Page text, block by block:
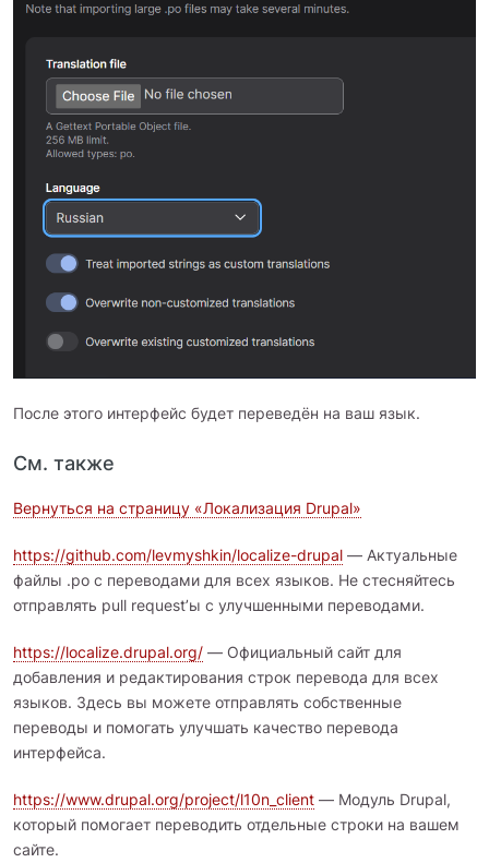
После этого интерфейс будет переведён на ваш язык.
См. также
Вернуться на страницу «Локализация Drupal»
https://github.com/levmyshkin/localize-drupal — Актуальные
файлы .po с переводами для всех языков. Не стесняйтесь
отправлять pull request’ы с улучшенными переводами.
https://localize.drupal.org/ — Официальный сайт для
добавления и редактирования строк перевода для всех
языков. Здесь вы можете отправлять собственные
переводы и помогать улучшать качество перевода
интерфейса.
https://www.drupal.org/project/l10n_client — Модуль Drupal,
который помогает переводить отдельные строки на вашем
сайте.